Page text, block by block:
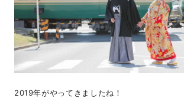
2019年がやってきましたね！